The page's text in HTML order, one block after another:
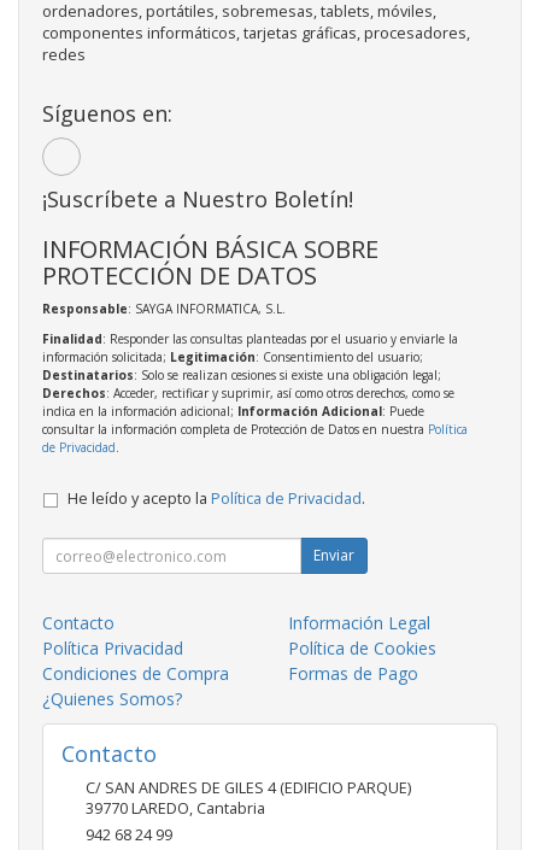
ordenadores, portátiles, sobremesas, tablets, móviles,
componentes informáticos, tarjetas gráficas, procesadores,
redes
Síguenos en:
¡Suscríbete a Nuestro Boletín!
INFORMACIÓN BÁSICA SOBRE
PROTECCIÓN DE DATOS
Responsable: SAYGA INFORMATICA, S.L.
Finalidad: Responder las consultas planteadas por el usuario y enviarle la
información solicitada; Legitimación: Consentimiento del usuario;
Destinatarios: Solo se realizan cesiones si existe una obligación legal;
Derechos: Acceder, rectificar y suprimir, así como otros derechos, como se
indica en la información adicional; Información Adicional: Puede
consultar la información completa de Protección de Datos en nuestra Política
de Privacidad.
He leído y acepto la Política de Privacidad.
Enviar
Contacto
Información Legal
Política Privacidad
Política de Cookies
Condiciones de Compra
Formas de Pago
¿Quienes Somos?
Contacto
C/ SAN ANDRES DE GILES 4 (EDIFICIO PARQUE)
39770LAREDO, Cantabria
942 68 24 99